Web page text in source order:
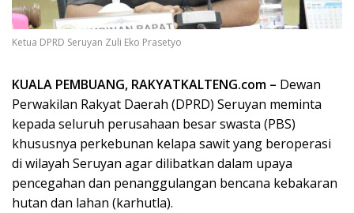
Ketua DPRD Seruyan Zuli Eko Prasetyo
KUALA PEMBUANG, RAKYATKALTENG.com – Dewan
Perwakilan Rakyat Daerah (DPRD) Seruyan meminta
kepada seluruh perusahaan besar swasta (PBS)
khususnya perkebunan kelapa sawit yang beroperasi
di wilayah Seruyan agar dilibatkan dalam upaya
pencegahan dan penanggulangan bencana kebakaran
hutan dan lahan (karhutla).